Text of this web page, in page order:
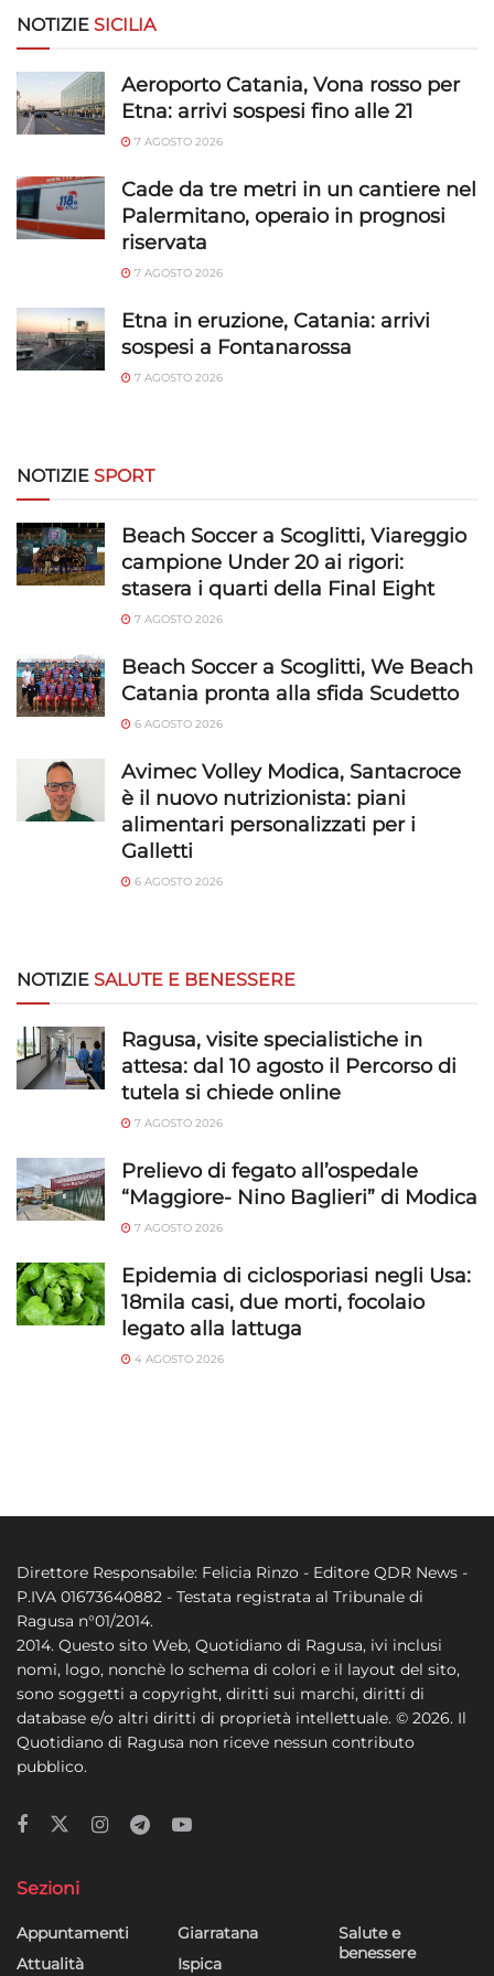
Funzionalità
Abbinare e combinare dati provenienti da altre
fonti di dati, Collegare diversi dispositivi,
Identificare i dispositivi in base alle informazioni
Utilizzare dati di geolocalizzazione precisi,
Riconoscere i dispositivi in base a informazioni
Garantire la sicurezza, prevenire e
rilevare frodi, correggere errori, Erogare
e presentare pubblicità e contenuto,
Salvare e comunicare le scelte sulla
NOTIZIE SICILIA
Aeroporto Catania, Vona rosso per
Etna: arrivi sospesi fino alle 21
7 AGOSTO 2026
Cade da tre metri in un cantiere nel
Palermitano, operaio in prognosi
riservata
7 AGOSTO 2026
Etna in eruzione, Catania: arrivi
sospesi a Fontanarossa
7 AGOSTO 2026
NOTIZIE SPORT
Beach Soccer a Scoglitti, Viareggio
campione Under 20 ai rigori:
stasera i quarti della Final Eight
7 AGOSTO 2026
Beach Soccer a Scoglitti, We Beach
Catania pronta alla sfida Scudetto
6 AGOSTO 2026
Avimec Volley Modica, Santacroce
è il nuovo nutrizionista: piani
alimentari personalizzati per i
Galletti
6 AGOSTO 2026
NOTIZIE SALUTE E BENESSERE
Ragusa, visite specialistiche in
attesa: dal 10 agosto il Percorso di
tutela si chiede online
7 AGOSTO 2026
Prelievo di fegato all’ospedale
“Maggiore- Nino Baglieri” di Modica
7 AGOSTO 2026
Epidemia di ciclosporiasi negli Usa:
18mila casi, due morti, focolaio
legato alla lattuga
4 AGOSTO 2026
Direttore Responsabile: Felicia Rinzo - Editore QDR News -
P.IVA 01673640882 - Testata registrata al Tribunale di
Ragusa n°01/2014.
2014. Questo sito Web, Quotidiano di Ragusa, ivi inclusi
nomi, logo, nonchè lo schema di colori e il layout del sito,
sono soggetti a copyright, diritti sui marchi, diritti di
database e/o altri diritti di proprietà intellettuale. © 2026. Il
Quotidiano di Ragusa non riceve nessun contributo
pubblico.
Sezioni
Appuntamenti
Attualità
Giarratana
Ispica
Salute e
benessere